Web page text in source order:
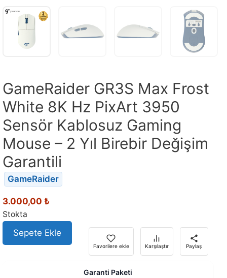
GameRaider GR3S Max Frost
White 8K Hz PixArt 3950
Sensör Kablosuz Gaming
Mouse – 2 Yıl Birebir Değişim
Garantili
GameRaider
3.000,00 ₺
Stokta
Sepete Ekle
Favorilere ekle Karşılaştır Paylaş
Garanti Paketi